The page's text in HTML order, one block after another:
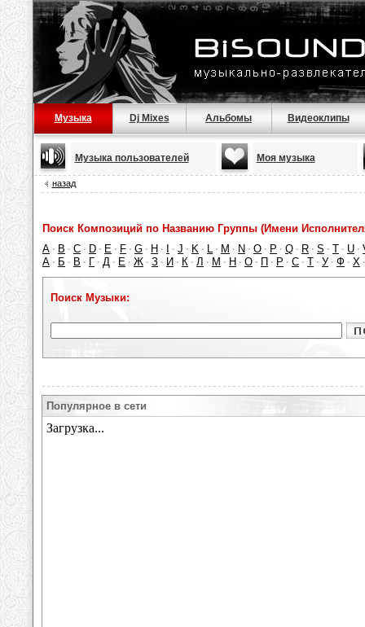
Музыка Dj Mixes Альбомы Видеоклипы
Музыка пользователей Моя музыка
назад
Поиск Композиций по Названию Группы (Имени
A · B · C · D · E · F · G · H · · J · K · L · M · N · O · P · Q · R · S · T · U ·
А · Б · В · Г · Д · Е · Ж · З · И · К · Л · М · Н · О · П · Р · С · Т · У · Ф · Х
Поиск Музыки:
Популярное в сети